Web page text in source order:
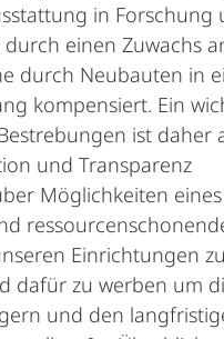
in Forschung
einen Zuwachs
durch Neubauten in
kompensiert. Ein
ist daher
und Transparenz
Möglichkeiten eines
Einrichtungen zu
dafür zu werben um
und den